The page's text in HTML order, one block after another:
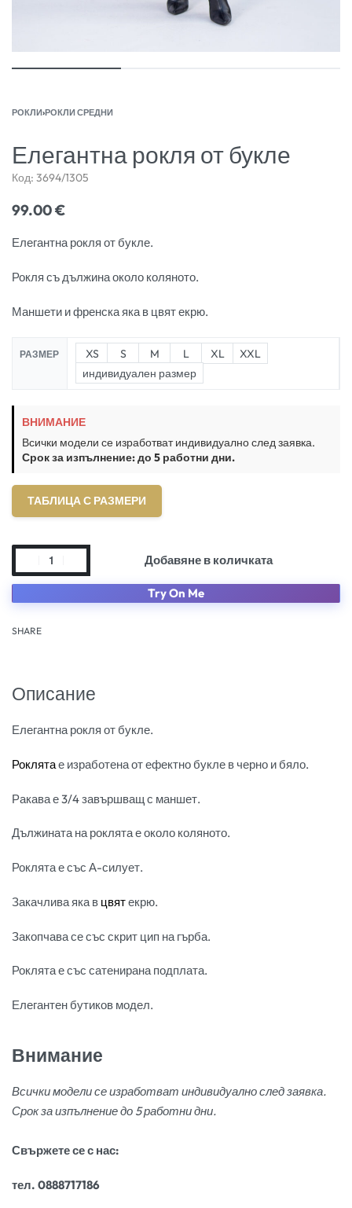
РОКЛИ›РОКЛИ СРЕДНИ
Елегантна рокля от букле
Код: 3694/1305
99.00€
Елегантна рокля от букле.
Рокля съ дължина около коляното.
Маншети и френска яка в цвят екрю.
РАЗМЕР XS S M L XL
XXL
индивидуален размер
ВНИМАНИЕ
Всички модели се изработват индивидуално след заявка.
Срок за изпълнение: до 5 работни дни.
ТАБЛИЦА С РАЗМЕРИ
Добавяне в количката
Try On Me
SHARE
Описание
Елегантна рокля от букле.
Роклятае изработена от ефектно букле в черно и бяло.
Ракава е 3/4 завършващ с маншет.
Дължината на роклята е около коляното.
Роклята е със А-силует.
Закачлива яка в цвятекрю.
Закопчава се със скрит цип на гърба.
Роклята е със сатенирана подплата.
Елегантен бутиков модел.
Внимание
Всички модели се изработват индивидуално след заявка.
Срок за изпълнение до 5 работни дни.
Свържете се с нас:
тел. 0888717186